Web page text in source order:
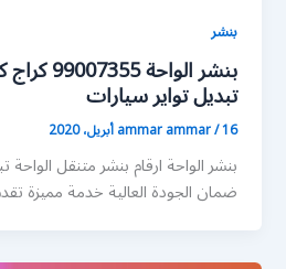
بنشر
بنشر
تبديل تواير سيارات
ammar ammar/16 أبريل، 2020
بنشر الواحة ارقام بنشر متنقل
ضمان الجودة العالية خدمة مميزة